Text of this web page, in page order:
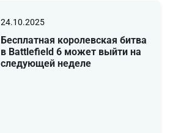
24.10.2025
Бесплатная королевская битва
в Battlefield 6 может выйти на
следующей неделе